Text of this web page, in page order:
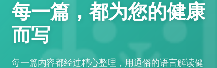
每一篇，都为您的健康
而写
每一篇内容都经过精心整理，用通俗的语言解读健